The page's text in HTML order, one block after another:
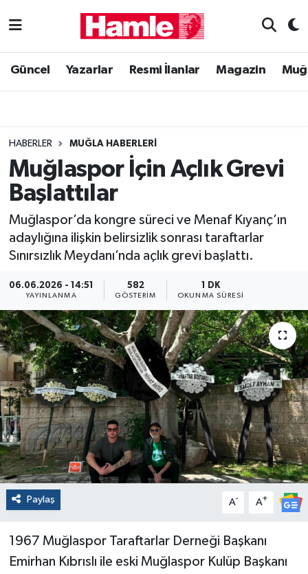
Güncel Yazarlar Resmi İlanlar Magazin
HABERLER MUĞLA HABERLERI
Muğlaspor İçin Açlık Grevi
Başlattılar
Muğlaspor’da kongre süreci ve Menaf Kıyanç’ın
adaylığına ilişkin belirsizlik sonrası taraftarlar
Sınırsızlık Meydanı’nda açlık grevi başlattı.
06.06.2026 - 14:51
YAYINLANMA
582
GÖSTERIM
1 DK
OKUNMA SÜRESI
Paylaş A- A+
1967 Muğlaspor Taraftarlar Derneği Başkanı
Emirhan Kıbrıslı ile eski Muğlaspor Kulüp Başkanı
Güncel
Magazin
Muğla Haber
Siyaset
Muğla Nöbetçi Eczaneler
Muğla Trafik Yoğunluk Haritası
Süper Lig Puan Durumu ve Fikstür
Tüm Manşetler
Son Dakika Haberleri
Haber Arşivi